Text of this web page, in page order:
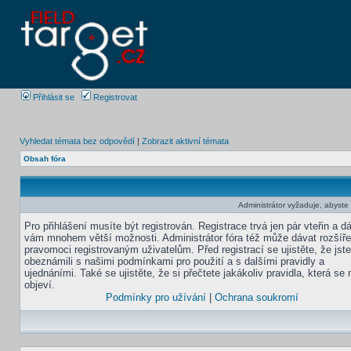
Přihlásit se Registrovat
Vyhledat témata bez odpovědí | Zobrazit aktivní témata
Obsah fóra
Administrátor vyžaduje,
Pro přihlášení musíte být registrován. Registrace trvá jen pár vteřin a
vám mnohem větší možnosti. Administrátor fóra též může dávat
pravomoci registrovaným uživatelům. Před registrací se ujistěte, že
obeznámili s našimi podmínkami pro použití a s dalšími pravidly a
ujednáními. Také se ujistěte, že si přečtete jakákoliv pravidla, která se
objeví.
Podmínky pro užívání| Ochrana soukromí